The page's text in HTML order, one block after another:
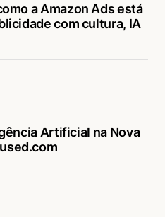
a Amazon Ads está
com cultura, IA
Artificial na Nova